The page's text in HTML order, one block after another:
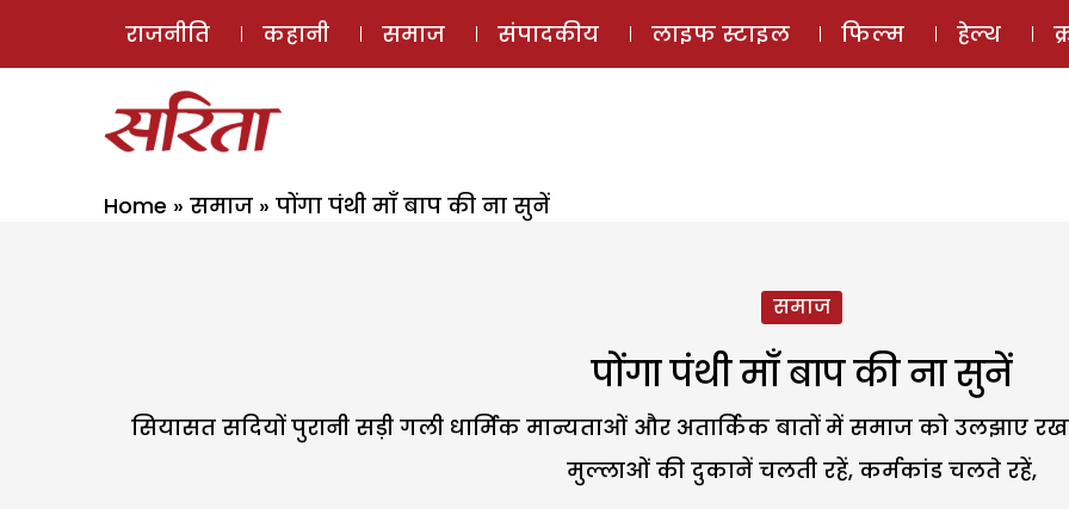
ई-मैगज़ीन
राजनीति कहानी समाज संपादकीय लाइफ स्टाइल फिल्म हेल्थ
Home » समाज » पोंगा पंथी माँ बाप की ना सुनें
समाज
पोंगा पंथी माँ बाप की ना सुनें
सियासत सदियों पुरानी सड़ी गली धार्मिक मान्यताओं और अतार्किक बातों में समाज को उलझाए
मुल्लाओं की दुकानें चलती रहें, कर्मकांड चलते रहें,